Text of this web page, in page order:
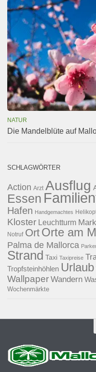
NATUR
Die Mandelblüte auf
SCHLAGWÖRTER
Action Arzt Ausflug
Essen
Hafen Handgemachtes
Kloster Leuchtturm
Notruf Ort Orte am
Palma de Mallorca
Strand Taxi Taxipreise
Tropfsteinhöhlen Urlaub
Wallpaper Wandern
Wochenmärkte